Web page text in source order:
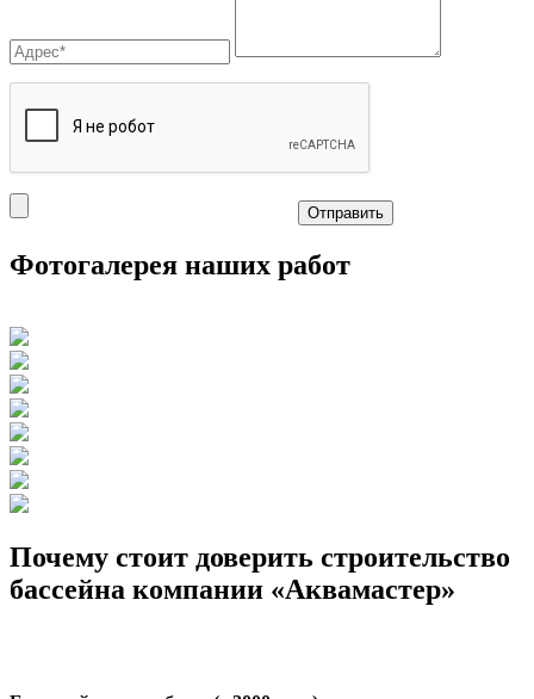
Отправить
Фотогалерея наших работ
Почему стоит доверить строительство
бассейна компании «Аквамастер»